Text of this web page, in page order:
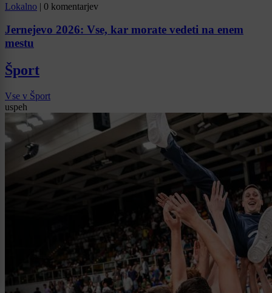
Lokalno | 0 komentarjev
Jernejevo 2026: Vse, kar morate vedeti na enem
mestu
Šport
Vse v Šport
uspeh